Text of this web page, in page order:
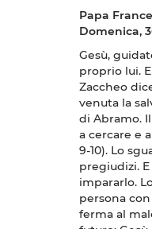
Papa
Domenica,
Gesù,
proprio lui.
Zaccheo
venuta la
di Abramo.
a cercare e
9-10). Lo
pregiudizi.
impararlo.
persona
ferma al